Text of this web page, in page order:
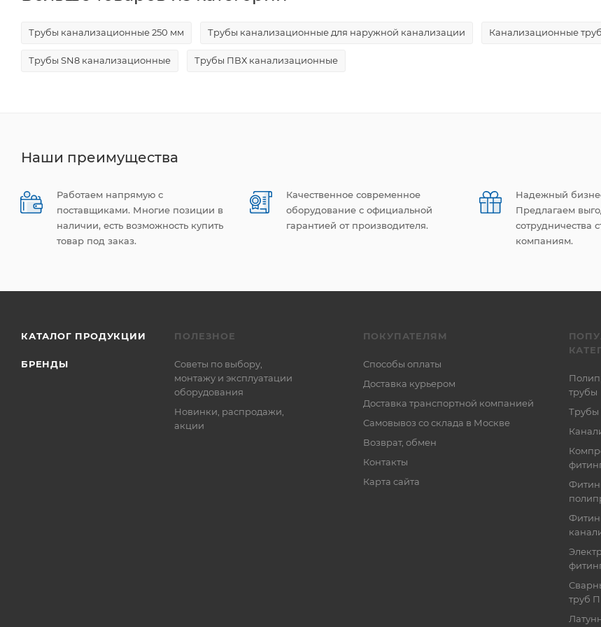
Трубы канализационные 250 мм Трубы канализационные для наружной канализации Канализационные
Трубы SN8 канализационные Трубы ПВХ канализационные
Наши преимущества
Работаем напрямую с
поставщиками. Многие позиции в
наличии, есть возможность купить
товар под заказ.
Качественное современное
оборудование с официальной
гарантией от производителя.
Надежный
Предлагаем
сотрудничества
компаниям.
КАТАЛОГ ПРОДУКЦИИ
БРЕНДЫ
ПОЛЕЗНОЕ
Советы по выбору,
монтажу и эксплуатации
оборудования
Новинки, распродажи,
акции
ПОКУПАТЕЛЯМ
Способы оплаты
Доставка курьером
Доставка транспортной компанией
Самовывоз со склада в Москве
Возврат, обмен
Контакты
Карта сайта
трубы
Трубы
труб